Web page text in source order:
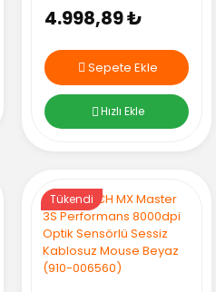
(910-006565)
4.998,89 ₺
Sepete Ekle
Hızlı Ekle
Tükendi